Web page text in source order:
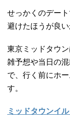
せっかくのデー
避けたほうが良い
東京ミッドタウ
雑予想や当日の
で、行く前にホ
す。
ミッドタウンイ